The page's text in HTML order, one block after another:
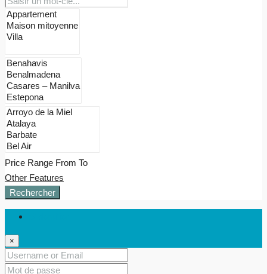
Price Range From To
Other Features
Rechercher
×